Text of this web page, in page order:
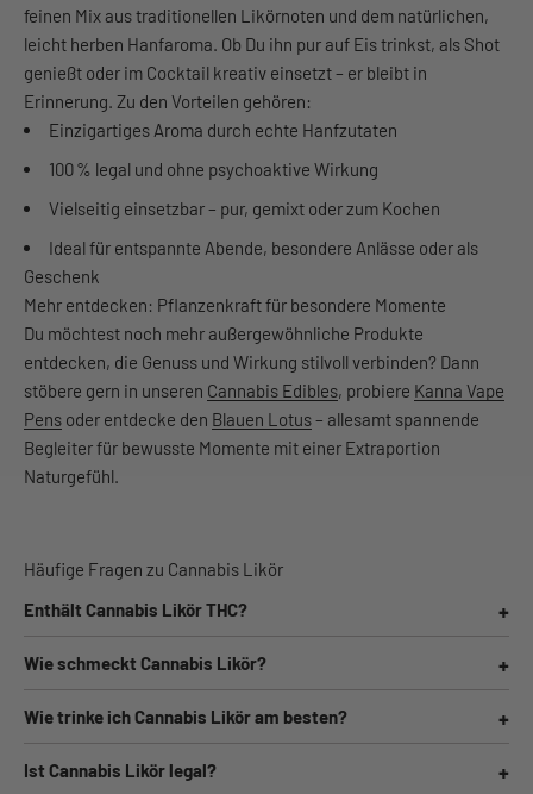
feinen Mix aus traditionellen Likörnoten und dem natürlichen,
leicht herben Hanfaroma. Ob Du ihn pur auf Eis trinkst, als Shot
genießt oder im Cocktail kreativ einsetzt – er bleibt in
Erinnerung. Zu den Vorteilen gehören:
Einzigartiges Aroma durch echte Hanfzutaten
100 % legal und ohne psychoaktive Wirkung
Vielseitig einsetzbar – pur, gemixt oder zum Kochen
Ideal für entspannte Abende, besondere Anlässe oder als
Geschenk
Mehr entdecken: Pflanzenkraft für besondere Momente
Du möchtest noch mehr außergewöhnliche Produkte
entdecken, die Genuss und Wirkung stilvoll verbinden? Dann
stöbere gern in unseren Cannabis Edibles, probiere Kanna Vape
Pens oder entdecke den Blauen Lotus– allesamt spannende
Begleiter für bewusste Momente mit einer Extraportion
Naturgefühl.
Häufige Fragen zu Cannabis Likör
Enthält Cannabis Likör THC?
Nein. Cannabis Liköre in unserem Sortiment basieren auf
legalem Nutzhanf und enthalten kein THC. Du genießt also
nur das Aroma – ohne psychoaktive Wirkung.
Wie schmeckt Cannabis Likör?
Je nach Sorte erwartet Dich ein fein abgestimmter Mix aus
süßlichen, kräuterigen und leicht grasigen Noten. Das
Hanfaroma verleiht dem Likör eine besondere Tiefe und
macht ihn angenehm rund.
Wie trinke ich Cannabis Likör am besten?
Am besten leicht gekühlt – pur auf Eis, als Shot oder
kreativ gemixt im Cocktail. Auch als Digestif nach dem
Ist Cannabis Likör legal?